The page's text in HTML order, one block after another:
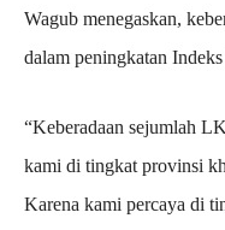
Wagub menegaskan,
dalam peningkatan
“Keberadaan sejumlah
kami di tingkat provinsi
Karena kami percaya di